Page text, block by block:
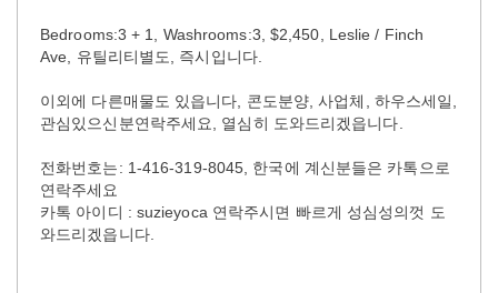
Bedrooms:3 + 1, Washrooms:3, $2,450, Leslie / Finch
Ave, 유틸리티별도, 즉시입니다.
이외에 다른매물도 있읍니다, 콘도분양, 사업체, 하우스세일,
관심있으신분연락주세요, 열심히 도와드리겠읍니다.
전화번호는: 1-416-319-8045, 한국에 계신분들은 카톡으로
연락주세요
카톡 아이디 : suzieyoca 연락주시면 빠르게 성심성의껏 도
와드리겠읍니다.